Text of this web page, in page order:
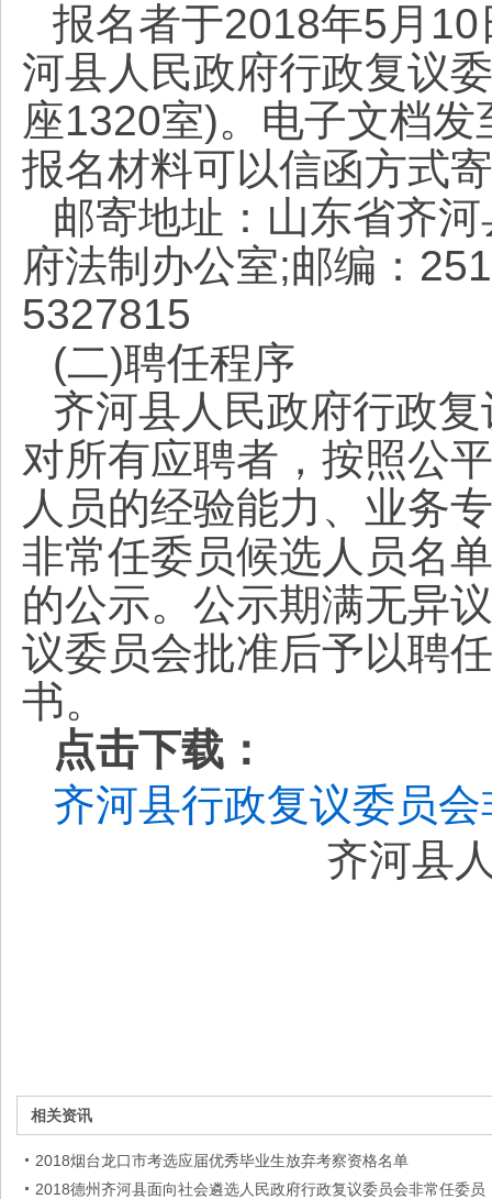
报名者于2018年5月
河县人民政府行政复议
座1320室)。电子文档
报名材料可以信函方式
邮寄地址：山东省齐
府法制办公室;邮编：
5327815
(二)聘任程序
齐河县人民政府行政
对所有应聘者，按照公
人员的经验能力、业务
非常任委员候选人员名
的公示。公示期满无异
议委员会批准后予以聘
书。
点击下载：
齐河县行政复议委员
齐河县
相关资讯
2018烟台龙口市考选应届优秀毕业生放弃考察资格名单
2018德州齐河县面向社会遴选人民政府行政复议委员会非常任委员